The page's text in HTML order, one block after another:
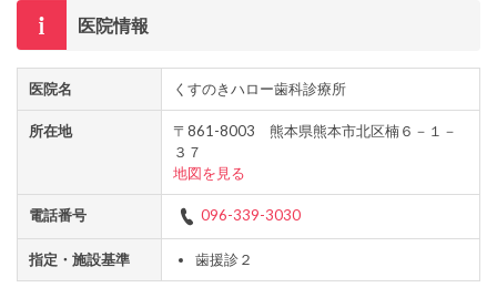
医院情報
医院名 くすのきハロー歯科診療所
所在地
〒861-8003 熊本県熊本市北区楠６－１－
３７
地図を見る
電話番号 096-339-3030
指定・施設基準 歯援診２